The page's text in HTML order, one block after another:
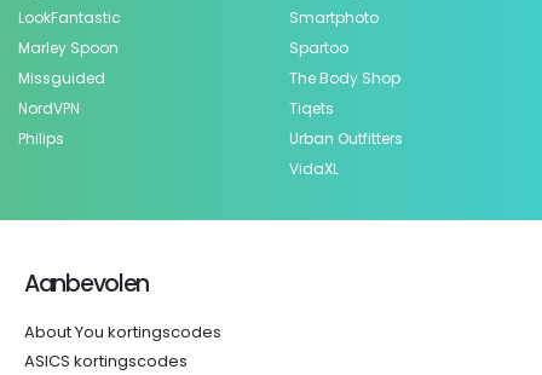
LookFantastic
Marley Spoon
Missguided
NordVPN
Philips
Smartphoto
Spartoo
The Body Shop
Tiqets
Urban Outfitters
VidaXL
Aanbevolen
About You kortingscodes
ASICS kortingscodes